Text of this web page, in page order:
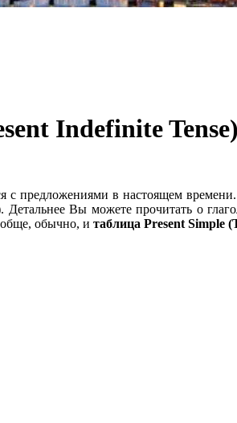
Indefinite Tense)
с предложениями в настоящем
Вы можете прочитать о
обычно, и таблица Present Simple